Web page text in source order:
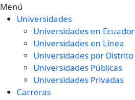
Menú
Universidades
Universidades en Ecuador
Universidades en Línea
Universidades por Distrito
Universidades Públicas
Universidades Privadas
Carreras